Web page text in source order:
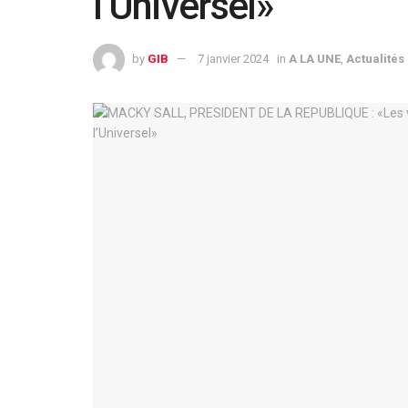
by GIB 7 janvier 2024 in A LA UNE Actualités